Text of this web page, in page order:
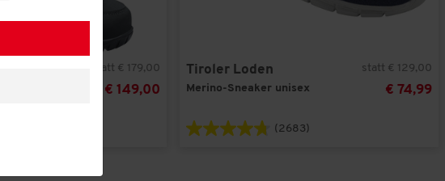
statt € 179,00
€ 149,00
Tiroler Loden
Merino-Sneaker unisex
statt € 129,00
€ 74,99
(2683)